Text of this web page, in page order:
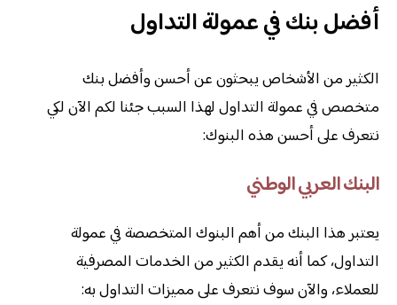
أفضل بنك في عمولة التداول
الكثير من الأشخاص يبحثون عن أحسن وأفضل بنك
متخصص في عمولة التداول لهذا السبب جئنا لكم الآن لكي
نتعرف على أحسن هذه البنوك:
البنك العربي الوطني
يعتبر هذا البنك من أهم البنوك المتخصصة في عمولة
التداول، كما أنه يقدم الكثير من الخدمات المصرفية
للعملاء، والآن سوف نتعرف على مميزات التداول به: